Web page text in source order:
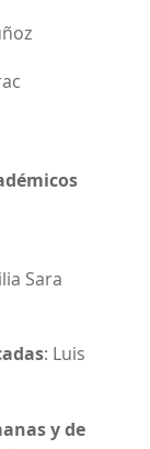
Sara
: Luis
y de